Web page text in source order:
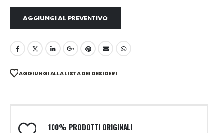
AGGIUNGI AL PREVENTIVO
AGGIUNGI ALLA LISTA DEI DESIDERI
100% PRODOTTI ORIGINALI